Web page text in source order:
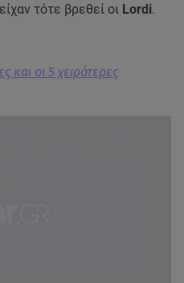
τότε βρεθεί οι Lordi.
και οι 5 χειρότερες